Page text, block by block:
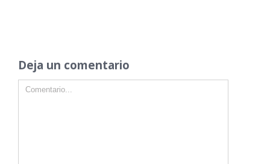
Deja un comentario